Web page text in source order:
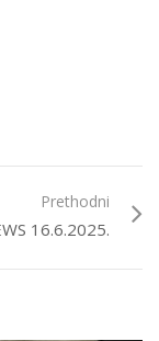
Prethodni
16.6.2025.